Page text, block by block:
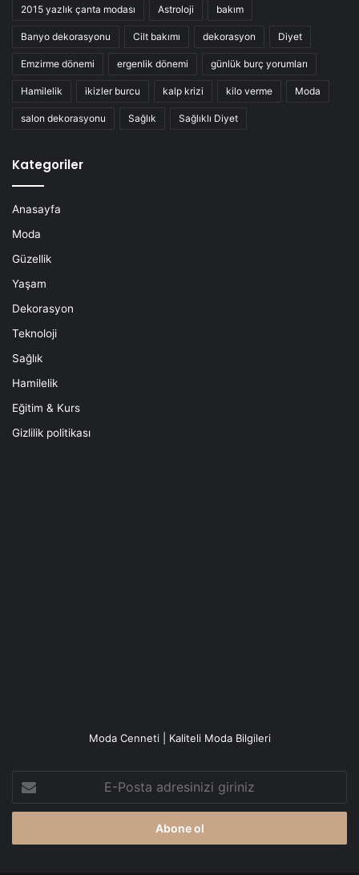
2015 yazlık çanta modası Astroloji bakım
Banyo dekorasyonu Cilt bakımı dekorasyon Diyet
Emzirme dönemi ergenlik dönemi günlük burç yorumları
Hamilelik ikizler burcu kalp krizi kilo verme Moda
salon dekorasyonu Sağlık Sağlıklı Diyet
Kategoriler
Anasayfa
Moda
Güzellik
Yaşam
Dekorasyon
Teknoloji
Sağlık
Hamilelik
Eğitim & Kurs
Gizlilik politikası
Moda Cenneti | Kaliteli Moda Bilgileri
Posta
adresinizi